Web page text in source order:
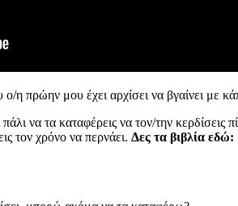
ο/η πρώην μου έχει αρχίσει να βγαίνει με
να τα καταφέρεις να τον/την
τον χρόνο να περνάει. Δες τα βιβλία εδώ: